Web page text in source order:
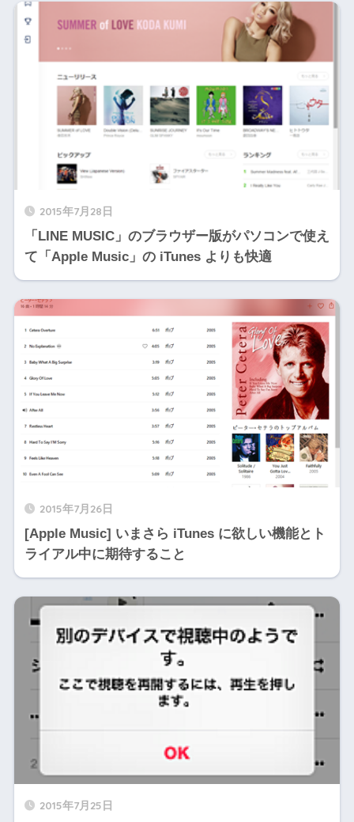
2015年7月28日
「LINE MUSIC」のブラウザー版がパソコンで使え
て「Apple Music」の iTunes よりも快適
2015年7月26日
[Apple Music] いまさら iTunes に欲しい機能とト
ライアル中に期待すること
2015年7月25日